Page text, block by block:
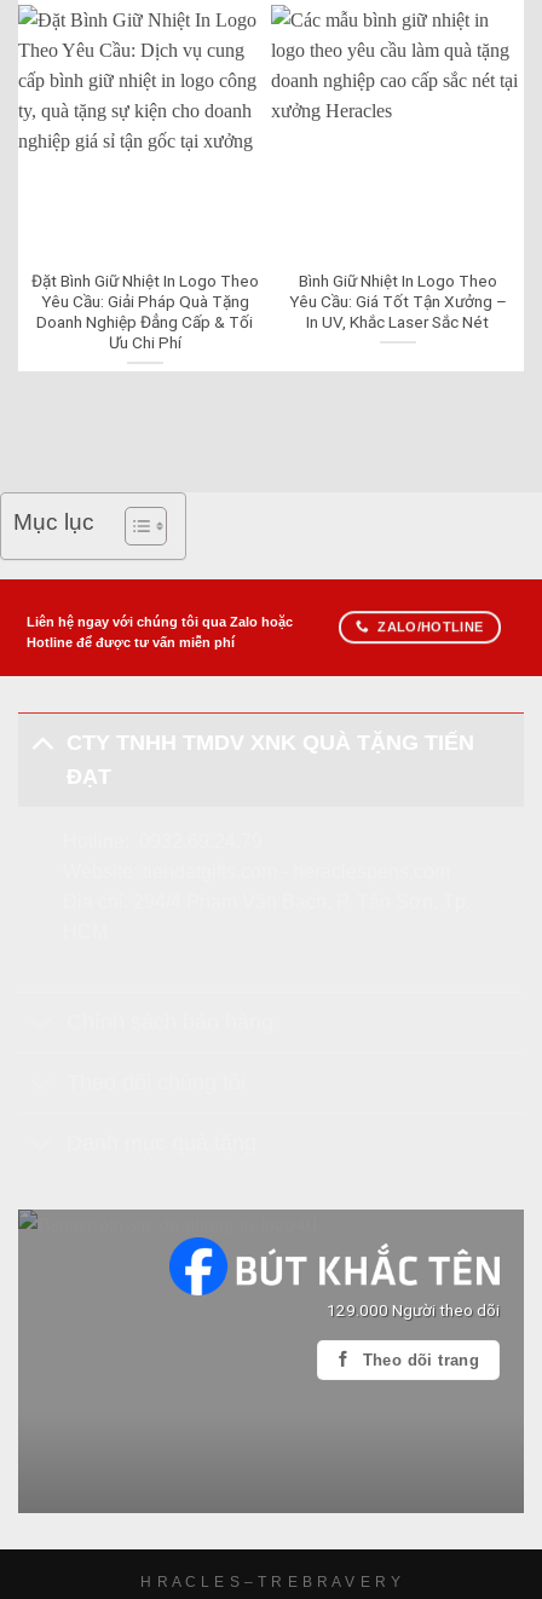
Đặt Bình Giữ Nhiệt In Logo Theo
Yêu Cầu: Giải Pháp Quà Tặng
Doanh Nghiệp Đẳng Cấp & Tối
Ưu Chi Phí
Bình Giữ Nhiệt In Logo Theo
Yêu Cầu: Giá Tốt Tận Xưởng –
In UV, Khắc Laser Sắc Nét
Mục lục
Liên hệ ngay với chúng tôi qua Zalo hoặc
Hotline để được tư vấn miễn phí
ZALO/HOTLINE
CTY TNHH TMDV XNK QUÀ TẶNG TIẾN
ĐẠT
129.000 Người theo dõi
Theo dõi trang
H R A C L E S – T R E B R A V E R Y